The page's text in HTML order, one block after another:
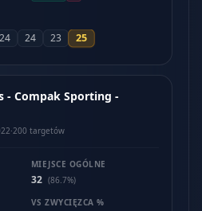
24 24 23 25
- Compak Sporting -
·200 targetów
MIEJSCE OGÓLNE
32 (86.7%)
VS ZWYCIĘZCA %